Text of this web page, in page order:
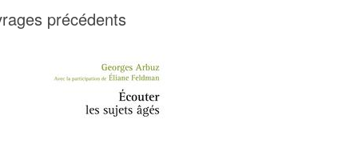
précédents